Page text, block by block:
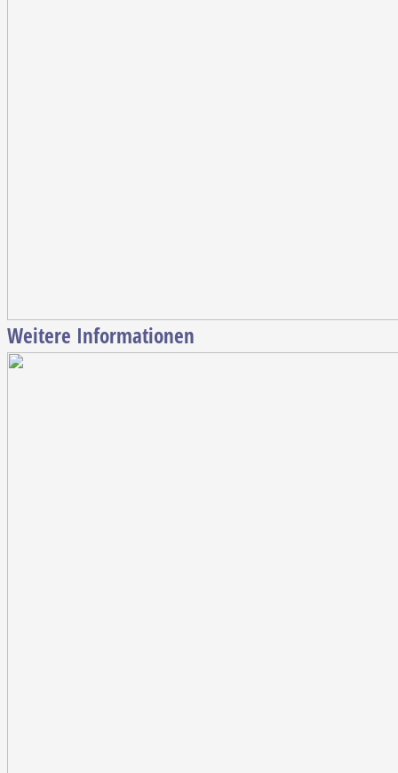
Weitere Informationen